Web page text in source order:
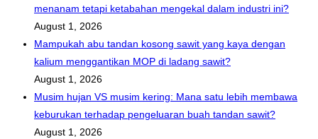
menanam tetapi ketabahan mengekal dalam industri ini?
August 1, 2026
Mampukah abu tandan kosong sawit yang kaya dengan
kalium menggantikan MOP di ladang sawit?
August 1, 2026
Musim hujan VS musim kering: Mana satu lebih membawa
keburukan terhadap pengeluaran buah tandan sawit?
August 1, 2026